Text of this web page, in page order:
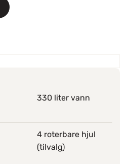
330 liter vann
4 roterbare hjul
(tilvalg)